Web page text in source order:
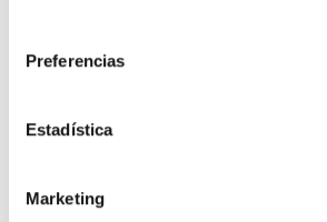
Preferencias
Estadística
Marketing